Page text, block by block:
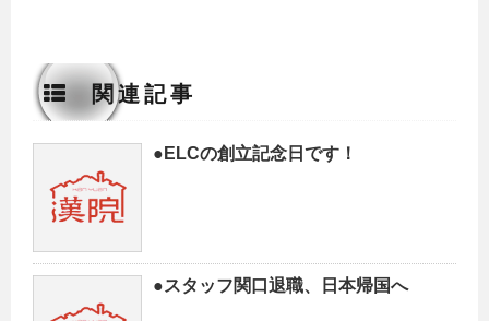
関連記事
●ELCの創立記念日です！
●スタッフ関口退職、日本帰国へ